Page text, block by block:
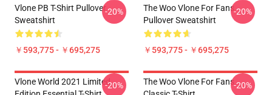
Vlone PB T-Shirt Pullover
Sweatshirt
￥593,775 - ￥695,275
-20%
The Woo Vlone For Fans
Pullover Sweatshirt
￥593,775 - ￥695,275
-20%
Vlone World 2021 Limited-20%
The Woo Vlone For Fans-20%